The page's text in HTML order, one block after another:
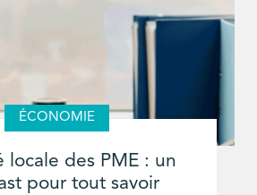
ÉCONOMIE
locale des PME : un
pour tout savoir